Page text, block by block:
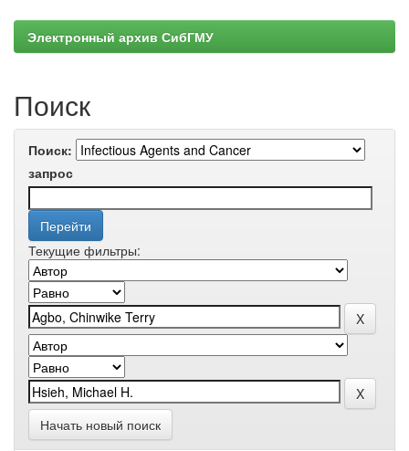
Электронный архив СибГМУ
Поиск
Поиск:
запрос
Текущие фильтры:
Начать новый поиск